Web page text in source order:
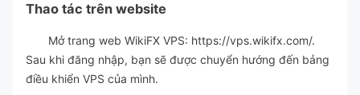
Thao tác trên website
Mở trang web WikiFX VPS: https://vps.wikifx.com/.
Sau khi đăng nhập, bạn sẽ được chuyển hướng đến bảng
điều khiển VPS của mình.